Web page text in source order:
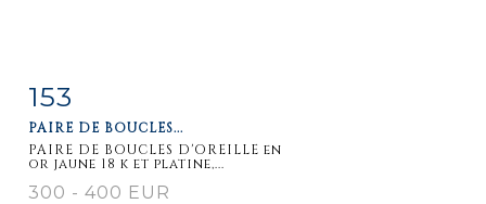
153
PAIRE DE BOUCLES...
PAIRE DE BOUCLES D'OREILLE en
or jaune 18 k et platine,...
300 - 400 EUR